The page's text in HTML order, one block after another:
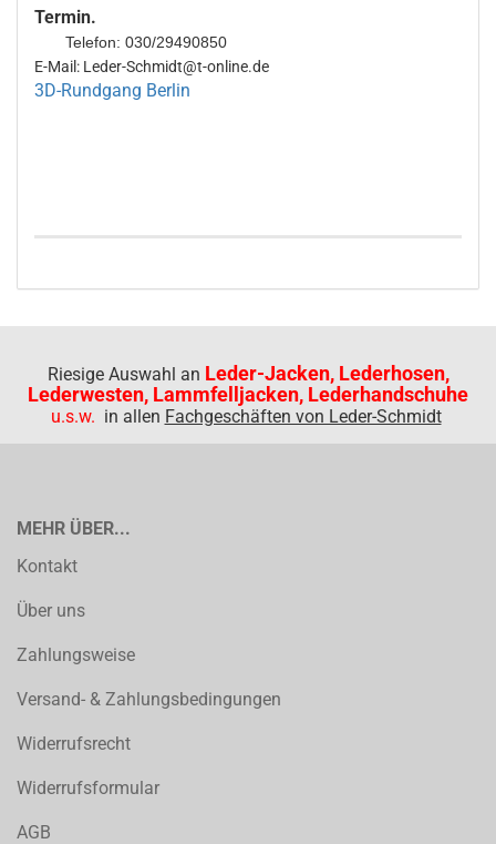
Termin.
Telefon: 030/29490850
E-Mail: Leder-Schmidt@t-online.de
3D-Rundgang Berlin
Riesige Auswahl an Leder-Jacken, Lederhosen,
Lederwesten, Lammfelljacken, Lederhandschuhe
u.s.w. in allen Fachgeschäften von Leder-Schmidt
MEHR ÜBER...
Kontakt
Über uns
Zahlungsweise
Versand- & Zahlungsbedingungen
Widerrufsrecht
Widerrufsformular
AGB